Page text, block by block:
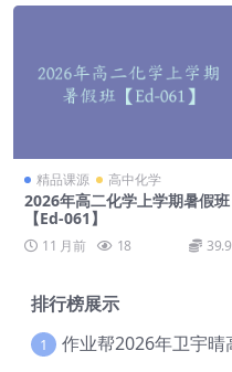
精品课源 高中化学
2026年高二化学上学期暑假班
【Ed-061】
11 月前 18 39.9
排行榜展示
1